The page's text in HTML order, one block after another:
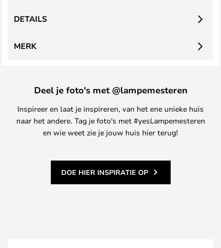
DETAILS
MERK
Deel je foto's met @lampemesteren
Inspireer en laat je inspireren, van het ene unieke huis
naar het andere. Tag je foto's met #yesLampemesteren
en wie weet zie je jouw huis hier terug!
DOE HIER INSPIRATIE OP